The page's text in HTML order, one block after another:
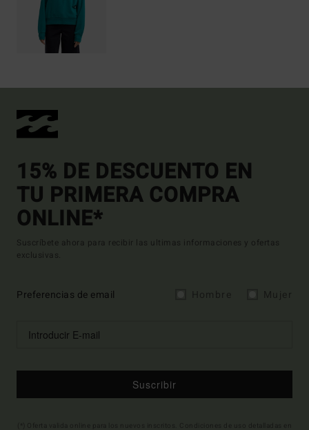
15% DE DESCUENTO EN
TU PRIMERA COMPRA
ONLINE*
Suscríbete ahora para recibir las ultimas informaciones y ofertas
exclusivas.
Preferencias de email
Suscribir